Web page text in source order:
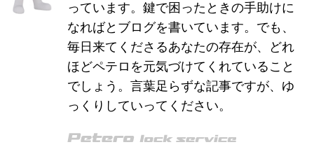
っています。鍵で困ったときの手助けに
なればとブログを書いています。でも、
毎日来てくださるあなたの存在が、どれ
ほどペテロを元気づけてくれていること
でしょう。言葉足らずな記事ですが、ゆ
っくりしていってください。